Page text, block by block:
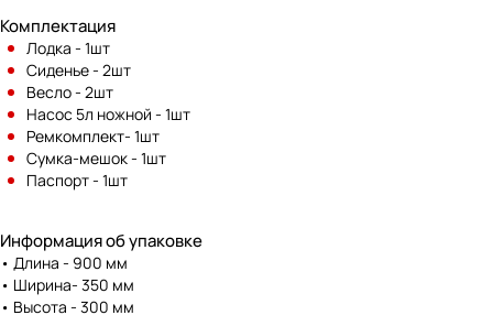
выгодные цены на рынке. Кроме
того, позвонив по телефону,
указанному на сайте, вы
сможете получить
профессиональную
консультацию от опытных
специалистов.
Комплектация
Лодка - 1шт
Сиденье - 2шт
Весло - 2шт
Насос 5л ножной - 1шт
Ремкомплект- 1шт
Сумка-мешок - 1шт
Паспорт - 1шт
Информация об упаковке
• Длина - 900 мм
• Ширина- 350 мм
• Высота - 300 мм